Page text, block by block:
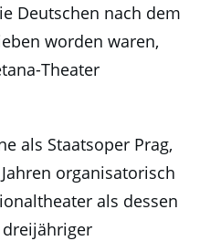
Deutschen nach dem
worden waren,
Theater
als Staatsoper Prag,
organisatorisch
als dessen